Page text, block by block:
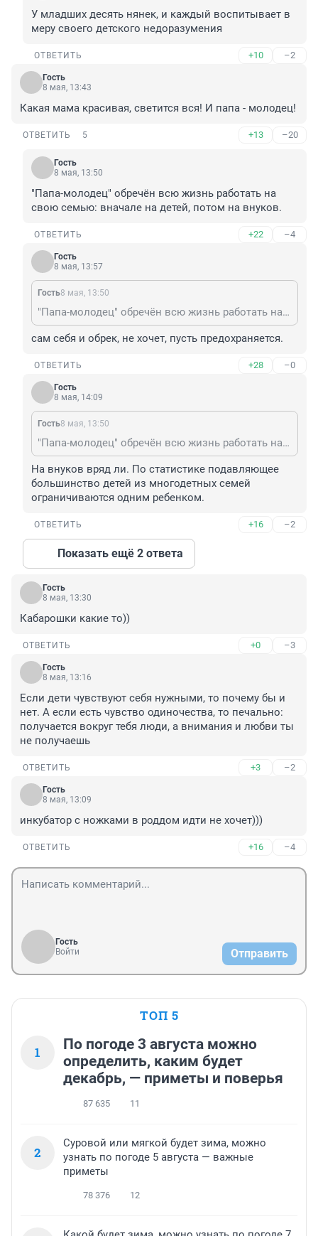
У младших десять нянек, и каждый воспитывает в
меру своего детского недоразумения
ОТВЕТИТЬ +10 –2
Гость
8 мая, 13:43
Какая мама красивая, светится вся! И папа - молодец!
ОТВЕТИТЬ 5 +13 –20
Гость
8 мая, 13:50
"Папа-молодец" обречён всю жизнь работать на
свою семью: вначале на детей, потом на внуков.
ОТВЕТИТЬ +22 –4
Гость
8 мая, 13:57
Гость8 мая, 13:50
"Папа-молодец" обречён всю жизнь работать на свою семью: вначале на детей, потом на внуков.
сам себя и обрек, не хочет, пусть предохраняется.
ОТВЕТИТЬ +28 –0
Гость
8 мая, 14:09
Гость8 мая, 13:50
"Папа-молодец" обречён всю жизнь работать на свою семью: вначале на детей, потом на внуков.
На внуков вряд ли. По статистике подавляющее
большинство детей из многодетных семей
ограничиваются одним ребенком.
ОТВЕТИТЬ +16 –2
Показать ещё 2 ответа
Гость
8 мая, 13:30
Кабарошки какие то))
ОТВЕТИТЬ +0 –3
Гость
8 мая, 13:16
Если дети чувствуют себя нужными, то почему бы и
нет. А если есть чувство одиночества, то печально:
получается вокруг тебя люди, а внимания и любви ты
не получаешь
ОТВЕТИТЬ +3 –2
Гость
8 мая, 13:09
инкубатор с ножками в роддом идти не хочет)))
ОТВЕТИТЬ +16 –4
Гость
Войти
Отправить
ТОП 5
1
По погоде 3 августа можно
определить, каким будет
декабрь, — приметы и поверья
87 635 11
2
Суровой или мягкой будет зима, можно
узнать по погоде 5 августа — важные
приметы
78 376 12